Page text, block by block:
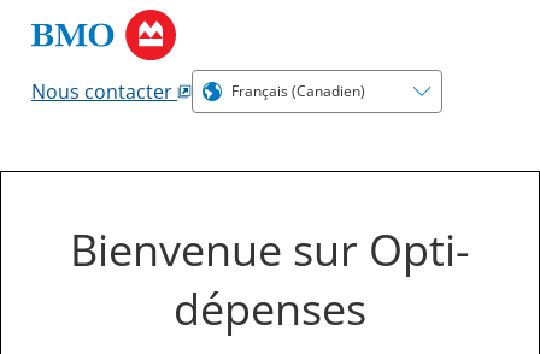
Nous contacter
Bienvenue sur Opti-
dépenses